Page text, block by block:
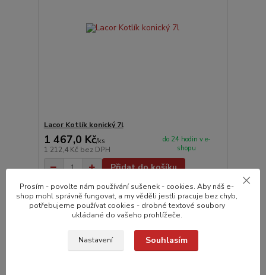
Lacor Kotlík konický 7l
1 467,0 Kč/ks
1 212,4 Kč bez DPH
do 24 hodin v e-
shopu
Přidat do košíku
Prosím - povolte nám používání sušenek - cookies. Aby náš e-
shop mohl správně fungovat, a my věděli jestli pracuje bez chyb,
potřebujeme používat cookies - drobné textové soubory
ukládané do vašeho prohlížeče.
Nastavení Souhlasím